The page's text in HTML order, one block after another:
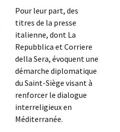
Pour leur part, des
titres de la presse
italienne, dont La
Repubblica et Corriere
della Sera, évoquent une
démarche diplomatique
du Saint-Siège visant à
renforcer le dialogue
interreligieux en
Méditerranée.